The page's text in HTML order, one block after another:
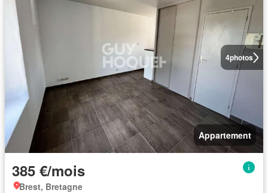
4photos
Appartement
385 €/mois
Brest, Bretagne